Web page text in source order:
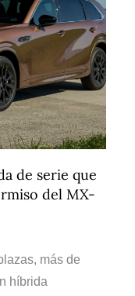
de serie que
del MX-
más de
híbrida